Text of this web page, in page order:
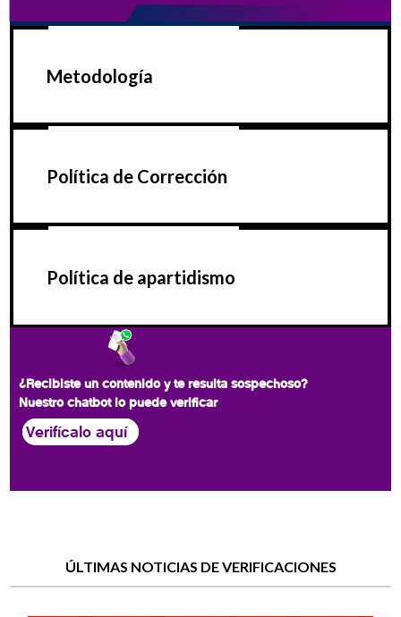
Metodología
Política de Corrección
Política de apartidismo
¿Recibiste un contenido y te resulta sospechoso?
Nuestro chatbot lo puede verificar
Verifícalo aquí
ÚLTIMAS NOTICIAS DE VERIFICACIONES